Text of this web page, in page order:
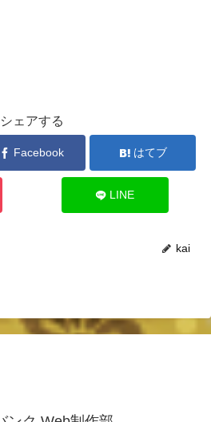
シェアする
Facebook はてブ
LINE
kai